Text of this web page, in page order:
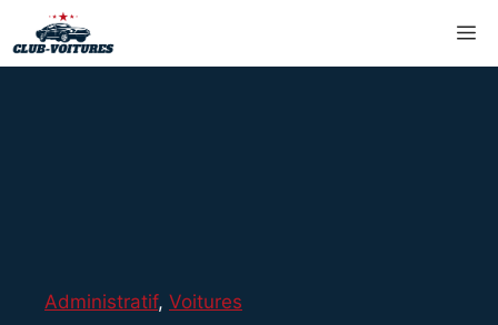
au
contenu
Administratif, Voitures